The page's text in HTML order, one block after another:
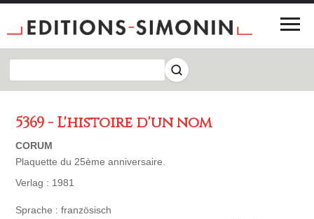
5369 - L'histoire d'un nom
CORUM
Plaquette du 25ème anniversaire.
Verlag : 1981
Sprache : französisch